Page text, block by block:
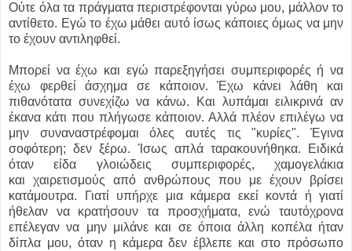
Ούτε όλα τα πράγματα περιστρέφονται γύρω μου, μάλλον το
αντίθετο. Εγώ το έχω μάθει αυτό ίσως κάποιες όμως να μην
το έχουν αντιληφθεί.
Μπορεί να έχω και εγώ παρεξηγήσει συμπεριφορές ή να
έχω φερθεί άσχημα σε κάποιον. Έχω κάνει λάθη και
πιθανότατα συνεχίζω να κάνω. Και λυπάμαι ειλικρινά αν
έκανα κάτι που πλήγωσε κάποιον. Αλλά πλέον επιλέγω να
μην συναναστρέφομαι όλες αυτές τις "κυρίες". Έγινα
σοφότερη; δεν ξέρω. Ίσως απλά ταρακουνήθηκα. Ειδικά
όταν είδα γλοιώδεις συμπεριφορές, χαμογελάκια
και χαιρετισμούς από ανθρώπους που με έχουν βρίσει
κατάμουτρα. Γιατί υπήρχε μια κάμερα εκεί κοντά ή γιατί
ήθελαν να κρατήσουν τα προσχήματα, ενώ ταυτόχρονα
επέλεγαν να μην μιλάνε και σε όποια άλλη κοπέλα ήταν
δίπλα μου, όταν η κάμερα δεν έβλεπε και στο πρόσωπο